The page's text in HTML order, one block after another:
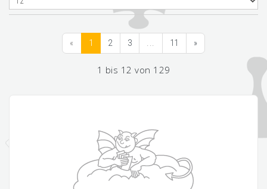
« 1 2 3 ... 11 »
1 bis 12 von 129